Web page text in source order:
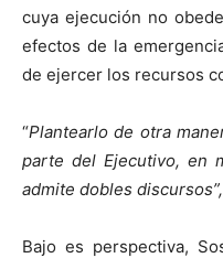
cuya ejecución no
efectos de la
de ejercer los recursos
“Plantearlo de otra
parte del Ejecutivo, en
admite dobles discursos”,
Bajo es perspectiva,